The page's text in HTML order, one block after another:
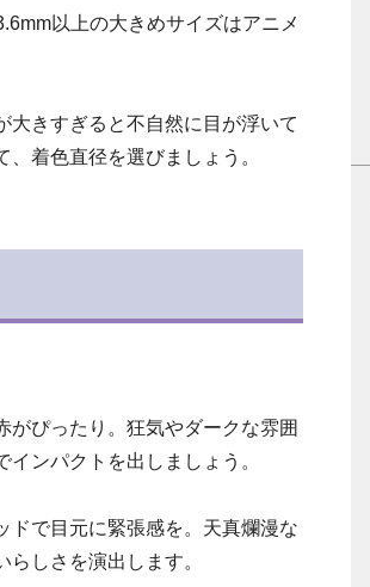
以上の大きめサイズはアニメ
大きすぎると不自然に目が浮いて
着色直径を選びましょう。
ぴったり。狂気やダークな雰囲
ンパクトを出しましょう。
ドで目元に緊張感を。天真爛漫な
しさを演出します。